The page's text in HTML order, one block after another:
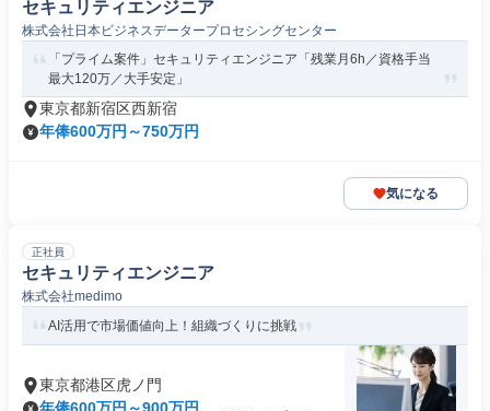
セキュリティエンジニア
株式会社日本ビジネスデータープロセシングセンター
「プライム案件」セキュリティエンジニア「残業月6h／資格手当
最大120万／大手安定」
東京都新宿区西新宿
年俸600万円～750万円
気になる
正社員
セキュリティエンジニア
株式会社medimo
AI活用で市場価値向上！組織づくりに挑戦
東京都港区虎ノ門